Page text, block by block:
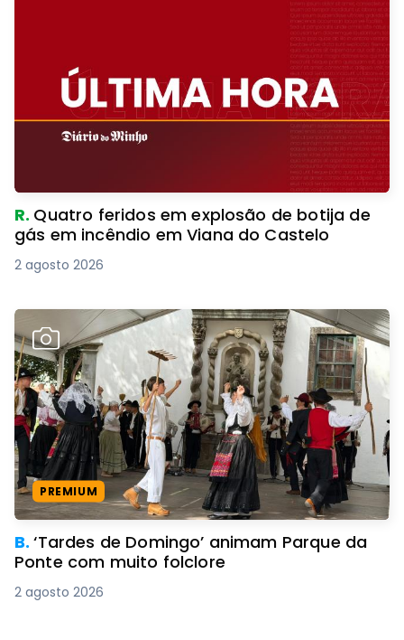
R. Quatro feridos em explosão de botija de
gás em incêndio em Viana do Castelo
2 agosto 2026
PREMIUM
B.‘Tardes de Domingo’ animam Parque da
Ponte com muito folclore
2 agosto 2026